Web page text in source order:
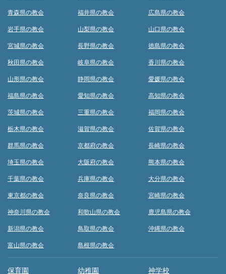
青森県の教会
岩手県の教会
宮城県の教会
秋田県の教会
山形県の教会
福島県の教会
茨城県の教会
栃木県の教会
群馬県の教会
埼玉県の教会
千葉県の教会
東京都の教会
神奈川県の教会
新潟県の教会
富山県の教会
福井県の教会
山梨県の教会
長野県の教会
岐阜県の教会
静岡県の教会
愛知県の教会
三重県の教会
滋賀県の教会
京都府の教会
大阪府の教会
兵庫県の教会
奈良県の教会
和歌山県の教会
鳥取県の教会
島根県の教会
広島県の教会
山口県の教会
徳島県の教会
香川県の教会
愛媛県の教会
高知県の教会
福岡県の教会
佐賀県の教会
長崎県の教会
熊本県の教会
大分県の教会
宮崎県の教会
鹿児島県の教会
沖縄県の教会
保育園 幼稚園 神学校